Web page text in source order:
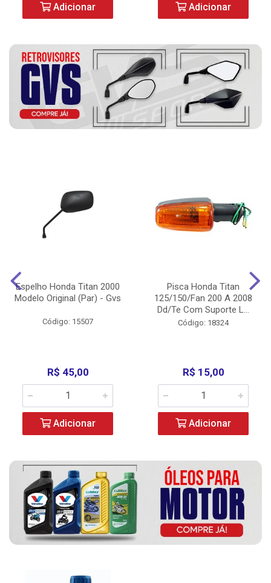
Adicionar Adicionar
Espelho Honda Titan 2000
Modelo Original (Par) - Gvs
Código: 15507
R$ 45,00
Adicionar
Pisca Honda Titan
125/150/Fan 200 A 2008
Dd/Te Com Suporte L...
Código: 18324
R$ 15,00
Adicionar